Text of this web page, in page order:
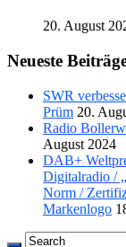
20. August
Neueste
SWR
Prüm 20.
Radio
August 2024
DAB+
Digitalradio /
Norm /
Markenlogo